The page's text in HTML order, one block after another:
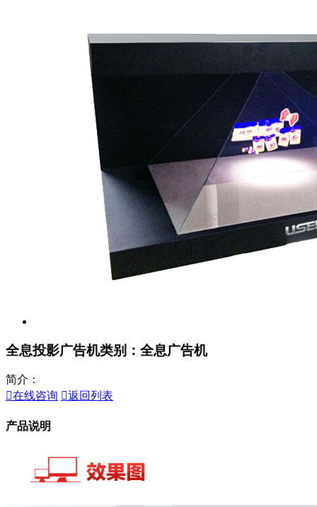
全息投影广告机类别：全息广告机
简介：
在线咨询 返回列表
产品说明